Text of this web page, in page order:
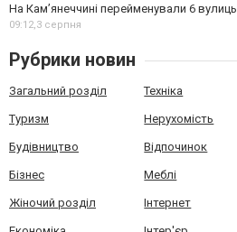
На Камʼянеччині перейменували 6 вулиць
09:12,3 серпня
Рубрики новин
Загальний розділ Техніка
Туризм Нерухомість
Будівництво Відпочинок
Бізнес Меблі
Жіночий розділ Інтернет